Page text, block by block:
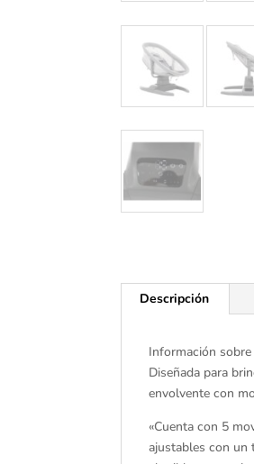
Descripción
Información
Diseñada para
envolvente con
«Cuenta con 5
ajustables con un